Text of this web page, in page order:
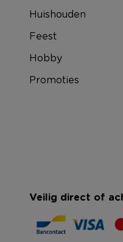
Huishouden
Feest
Hobby
Promoties
Veilig direct of